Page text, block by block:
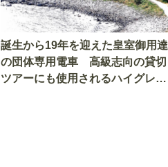
誕生から19年を迎えた皇室御用達
の団体専用電車 高級志向の貸切
ツアーにも使用されるハイグレー